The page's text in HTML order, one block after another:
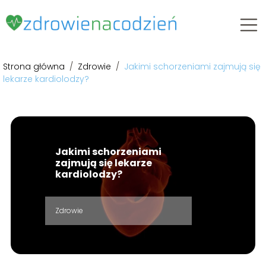
Strona główna / Zdrowie / Jakimi schorzeniami zajmują się
lekarze kardiolodzy?
Jakimi schorzeniami
zajmują się lekarze
kardiolodzy?
Zdrowie